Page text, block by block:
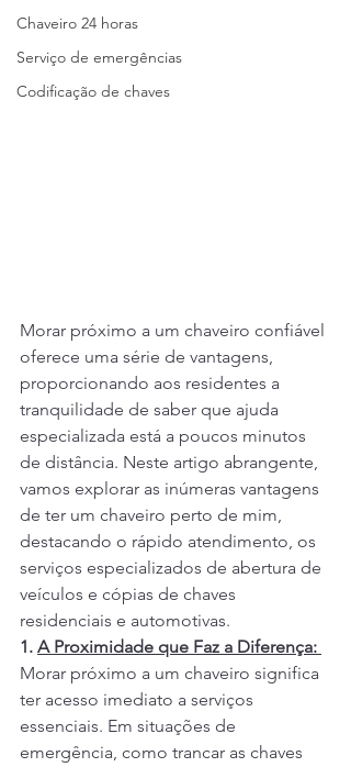
Chaveiro 24 horas
Serviço de emergências
Codificação de chaves
Morar próximo a um chaveiro confiável
oferece uma série de vantagens,
proporcionando aos residentes a
tranquilidade de saber que ajuda
especializada está a poucos minutos
de distância. Neste artigo abrangente,
vamos explorar as inúmeras vantagens
de ter um chaveiro perto de mim,
destacando o rápido atendimento, os
serviços especializados de abertura de
veículos e cópias de chaves
residenciais e automotivas.
1. A Proximidade que Faz a Diferença:
Morar próximo a um chaveiro significa
ter acesso imediato a serviços
essenciais. Em situações de
emergência, como trancar as chaves